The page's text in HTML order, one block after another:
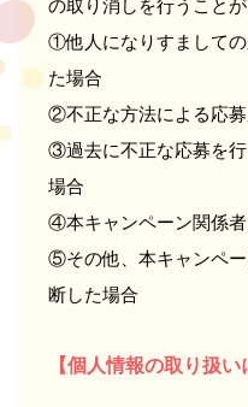
の取り消しを行うことが
①他人になりすまして
た場合
②不正な方法による応
③過去に不正な応募を
場合
④本キャンペーン関係
⑤その他、本キャンペー
断した場合
【個人情報の取り扱い